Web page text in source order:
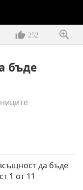
252
бъде
да бъде
1 от 11